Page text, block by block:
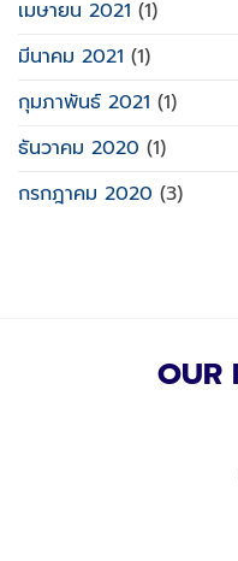
เมษายน 2021 (1)
มีนาคม 2021 (1)
กุมภาพันธ์ 2021 (1)
ธันวาคม 2020 (1)
กรกฎาคม 2020 (3)
OUR